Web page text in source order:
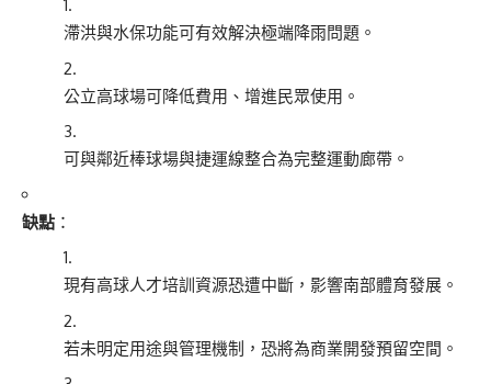
滯洪與水保功能可有效解決極端降雨問題。
公立高球場可降低費用、增進民眾使用。
可與鄰近棒球場與捷運線整合為完整運動廊帶。
缺點 ：
現有高球人才培訓資源恐遭中斷，影響南部體育發展。
若未明定用途與管理機制，恐將為商業開發預留空間。